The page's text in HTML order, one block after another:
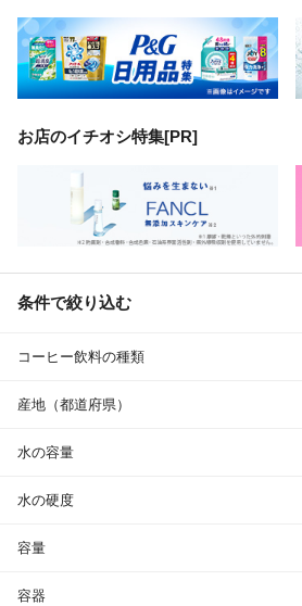
お店のイチオシ特集[PR]
条件で絞り込む
コーヒー飲料の種類
産地（都道府県）
水の容量
水の硬度
容量
容器